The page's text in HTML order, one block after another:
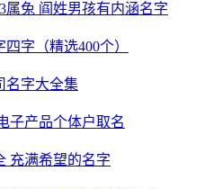
属兔 阎姓男孩有内涵名字
字（精选400个）
名字大全集
子产品个体户取名
充满希望的名字